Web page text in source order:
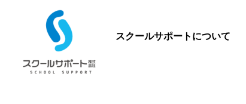
スクールサポートについて